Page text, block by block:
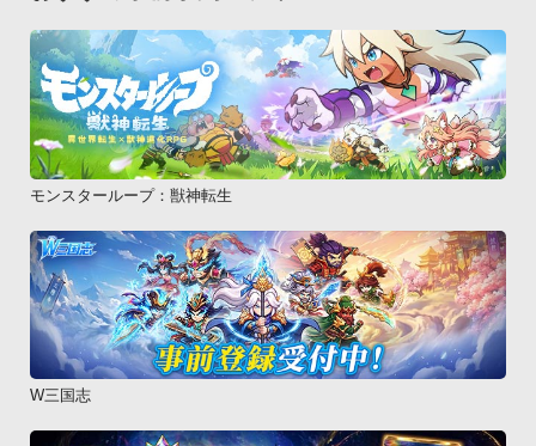
モンスターループ：獣神転生
W三国志